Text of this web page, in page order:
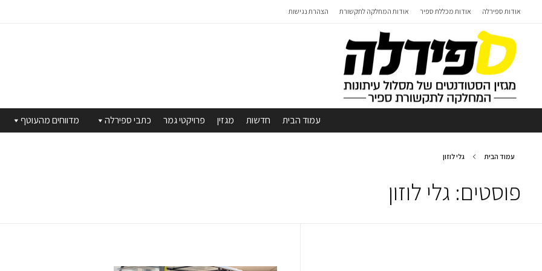
אודות ספירלה אודות מכללת ספיר אודות המחלקה לתקשורת הצהרת נגישות
עמוד הבית חדשות מגזין פרויקטי גמר כתבי ספירלה מדווחים מהעוטף
עמוד הבית גלי לוזון
פוסטים: גלי לוזון